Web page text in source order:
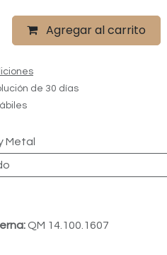
Agregar al carrito
de 30 días
Metal
QM 14.100.1607